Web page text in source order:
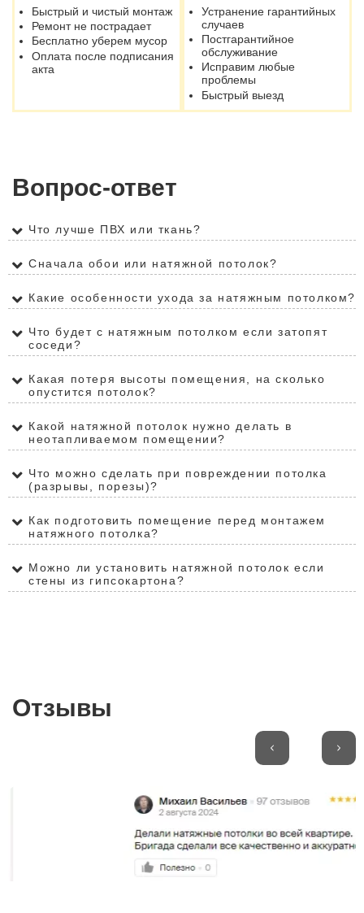
Быстрый и чистый монтаж
Ремонт не пострадает
Бесплатно уберем мусор
Оплата после подписания
акта
Устранение гарантийных
случаев
Постгарантийное
обслуживание
Исправим любые
проблемы
Быстрый выезд
Вопрос-ответ
Что лучше ПВХ или ткань?
Сначала обои или натяжной потолок?
Какие особенности ухода за натяжным потолком?
Что будет с натяжным потолком если затопят
соседи?
Какая потеря высоты помещения, на сколько
опустится потолок?
Какой натяжной потолок нужно делать в
неотапливаемом помещении?
Что можно сделать при повреждении потолка
(разрывы, порезы)?
Как подготовить помещение перед монтажем
натяжного потолка?
Можно ли установить натяжной потолок если
стены из гипсокартона?
Отзывы